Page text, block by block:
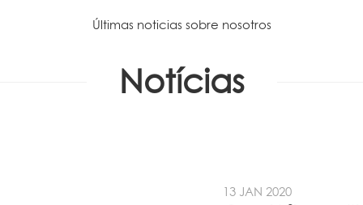
Últimas noticias sobre nosotros
Notícias
13 JAN 2020